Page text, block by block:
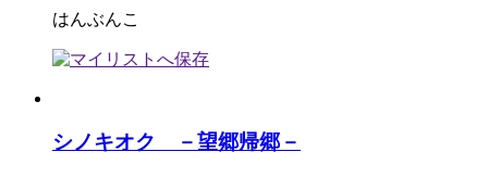
はんぶんこ
シノキオク －望郷帰郷－